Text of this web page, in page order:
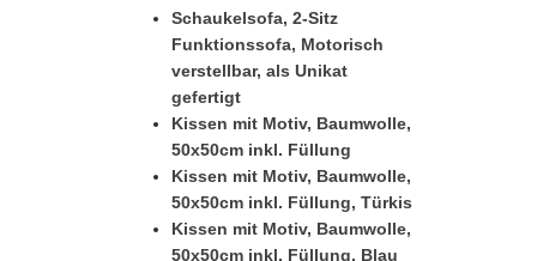
Schaukelsofa, 2-Sitz
Funktionssofa, Motorisch
verstellbar, als Unikat
gefertigt
Kissen mit Motiv, Baumwolle,
50x50cm inkl. Füllung
Kissen mit Motiv, Baumwolle,
50x50cm inkl. Füllung, Türkis
Kissen mit Motiv, Baumwolle,
50x50cm inkl. Füllung, Blau